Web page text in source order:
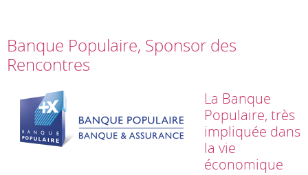
Banque Populaire, Sponsor des
Rencontres
La Banque
Populaire, très
impliquée dans
la vie
économique